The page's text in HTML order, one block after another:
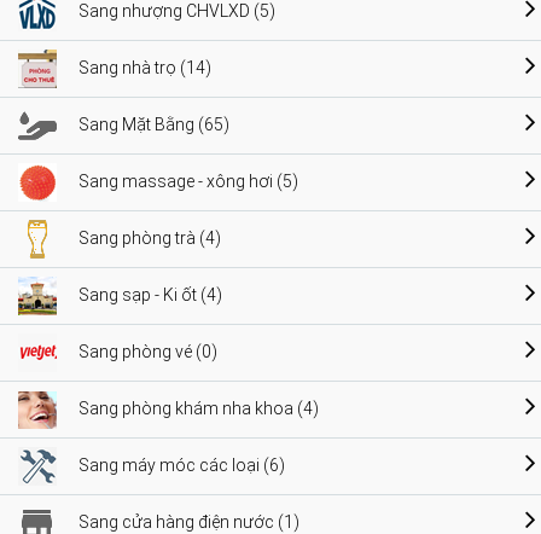
Sang nhượng CHVLXD (5)
Sang nhà trọ (14)
Sang Mặt Bằng (65)
Sang massage - xông hơi (5)
Sang phòng trà (4)
Sang sạp - Ki ốt (4)
Sang phòng vé (0)
Sang phòng khám nha khoa (4)
Sang máy móc các loại (6)
Sang cửa hàng điện nước (1)